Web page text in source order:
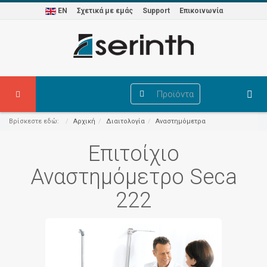
EN Σχετικά με εμάς Support Επικοινωνία
Προϊόντα
Βρίσκεστε εδώ: Αρχική Διαιτολογία Αναστημόμετρα
Επιτοίχιο
Αναστημόμετρο Seca
222